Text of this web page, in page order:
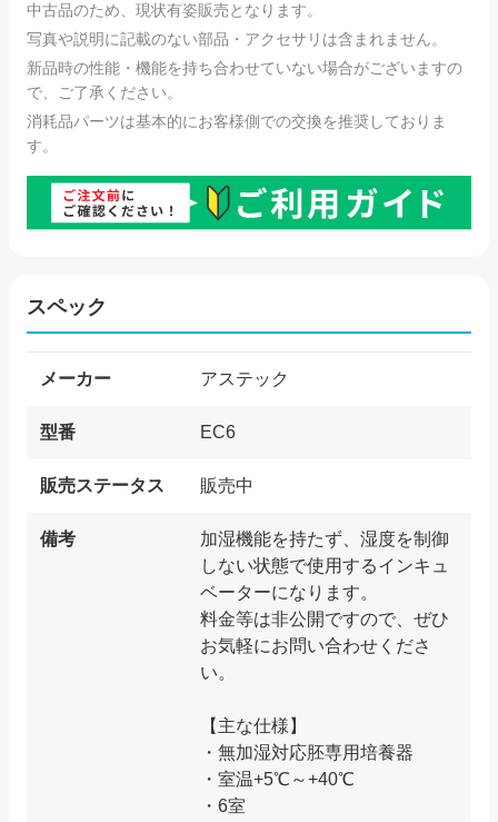
中古品のため、現状有姿販売となります。
写真や説明に記載のない部品・アクセサリは含まれません。
新品時の性能・機能を持ち合わせていない場合がございますの
で、ご了承ください。
消耗品パーツは基本的にお客様側での交換を推奨しておりま
す。
スペック
メーカー アステック
型番 EC6
販売ステータス 販売中
備考
加湿機能を持たず、湿度を制御
しない状態で使用するインキュ
ベーターになります。
料金等は非公開ですので、ぜひ
お気軽にお問い合わせくださ
い。
【主な仕様】
・無加湿対応胚専用培養器
・室温+5℃～+40℃
・6室